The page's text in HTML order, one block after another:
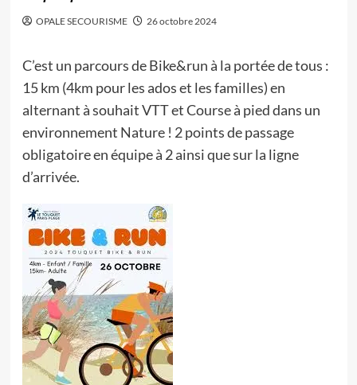
OPALE SECOURISME 26 octobre 2024
C’est un parcours de Bike&run à la portée de tous :
15 km (4km pour les ados et les familles) en
alternant à souhait VTT et Course à pied dans un
environnement Nature ! 2 points de passage
obligatoire en équipe à 2 ainsi que sur la ligne
d’arrivée.